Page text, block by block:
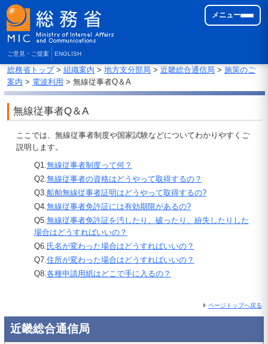
ご意見・ご提案 ENGLISH
メニュー
総務省トップ> 組織案内 > 地方支分部局 > 近畿総合通信局 > 施策のご
案内 > 電波利用 > 無線従事者Q＆A
無線従事者Q＆A
ここでは、無線従事者制度や国家試験などについてわかりやすくご
説明します。
Q1.無線従事者制度って何？
Q2.無線従事者の資格はどうやって取得するの？
Q3.船舶無線従事者証明はどうやって取得するの?
Q4.無線従事者免許証には有効期限があるの?
Q5.無線従事者免許証を汚したり、破ったり、紛失したりした
場合はどうすればいいの？
Q6.氏名が変わった場合はどうすればいいの？
Q7.住所が変わった場合はどうすればいいの？
Q8.各種申請用紙はどこで手に入るの？
ページトップへ戻る
近畿総合通信局